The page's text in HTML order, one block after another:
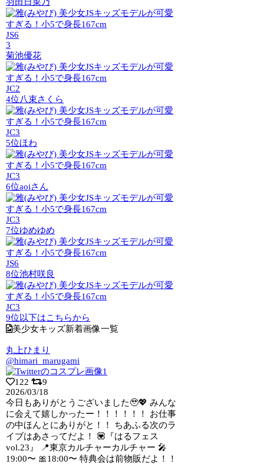
JS6
3
菊池優花
JC2
4位八束さくら
JC3
5位ほわ
JC3
6位aoiさん
JC3
7位ゆめゆめ
JS6
8位池村咲良
JC3
9位以下はこちらから
美少女キッズ新着画像一覧
丸上ひまり
@himari_marugami
122
9
2026/03/18
今日もありがとうございました🥹💖 みんな
に会えて嬉しかったー！！！！！！ お仕事
の中ほんとにありがと！！ ちあふる次のラ
イブはあさってだよ！ 💟『はるフェス
vol.23』 📍東京カルチャーカルチャー 🎤
19:00〜 🎀18:00〜 特典会は前物販だよ！！